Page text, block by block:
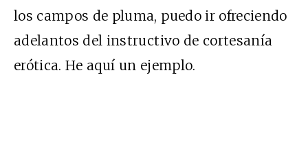
los campos de pluma, puedo ir ofreciendo
adelantos del instructivo de cortesanía
erótica. He aquí un ejemplo.